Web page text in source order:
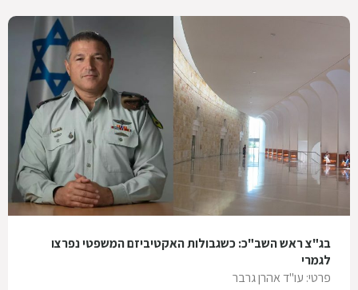
בג"צ ראש השב"כ: כשגבולות האקטיביזם המשפטי נפרצו
לגמרי
פרטי: עו"ד אהרן גרבר